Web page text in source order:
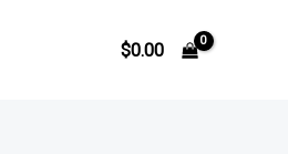
$0.00